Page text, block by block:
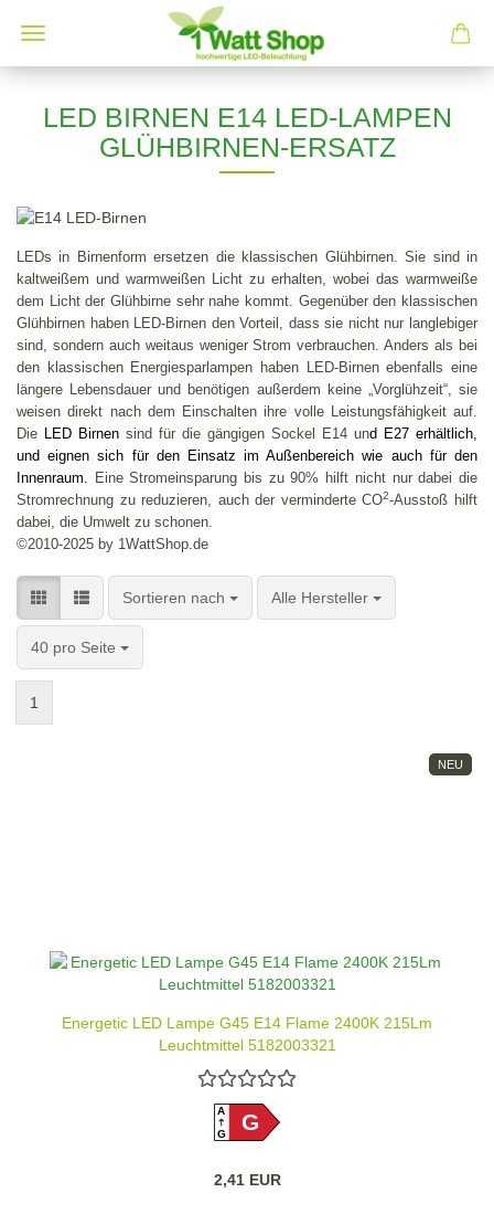
LED BIRNEN E14 LED-LAMPEN
GLÜHBIRNEN-ERSATZ
LEDs in Birnenform ersetzen die klassischen Glühbirnen. Sie sind in
kaltweißem und warmweißen Licht zu erhalten, wobei das warmweiße
dem Licht der Glühbirne sehr nahe kommt. Gegenüber den klassischen
Glühbirnen haben LED-Birnen den Vorteil, dass sie nicht nur langlebiger
sind, sondern auch weitaus weniger Strom verbrauchen. Anders als bei
den klassischen Energiesparlampen haben LED-Birnen ebenfalls eine
längere Lebensdauer und benötigen außerdem keine „Vorglühzeit“, sie
weisen direkt nach dem Einschalten ihre volle Leistungsfähigkeit auf.
Die LED Birnen sind für die gängigen Sockel E14 und E27 erhältlich,
und eignen sich für den Einsatz im Außenbereich wie auch für den
Innenraum. Eine Stromeinsparung bis zu 90% hilft nicht nur dabei die
Stromrechnung zu reduzieren, auch der verminderte CO2-Ausstoß hilft
dabei, die Umwelt zu schonen.
©2010-2025 by 1WattShop.de
Sortieren nach
Sortieren nach Alle Hersteller
pro Seite
40 pro Seite
pro Seite
1
NEU
Energetic LED Lampe G45 E14 Flame 2400K 215Lm
Leuchtmittel 5182003321
A
GG
2,41 EUR